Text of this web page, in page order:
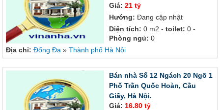
Giá: 21 tỷ
Hướng: Đang cập nhật
Diện tích: 0 m2 - toilet: 0 -
Phòng ngủ: 0
Địa chỉ: Đống Đa » Thành phố Hà Nội
Bán nhà Số 12 Ngách 20 Ngõ 1
Phố Trần Quốc Hoàn, Cầu
Giấy, Hà Nội.
Giá: 16.80 tỷ